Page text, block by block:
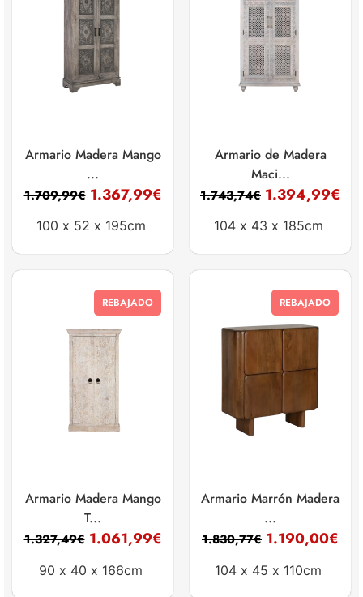
Armario Madera Mango
...
1.709,99€ 1.367,99€
100 x 52 x 195cm
Armario de Madera
Maci...
1.743,74€ 1.394,99€
104 x 43 x 185cm
REBAJADO
Armario Madera Mango
T...
1.327,49€ 1.061,99€
90 x 40 x 166cm
REBAJADO
Armario Marrón Madera
...
1.830,77€ 1.190,00€
104 x 45 x 110cm